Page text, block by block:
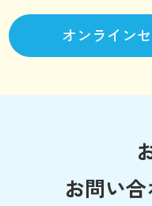
オンライン
お問い合